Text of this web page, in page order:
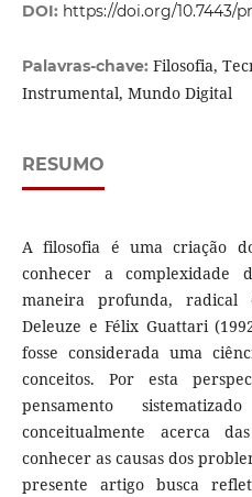
DOI: https://doi.org/10.7443/
Palavras-chave: Filosofia,
Instrumental, Mundo Digital
RESUMO
A filosofia é uma criação
conhecer a complexidade
maneira profunda,
Deleuze e Félix Guattari
fosse considerada uma
conceitos. Por esta
pensamento
conceitualmente acerca
conhecer as causas dos
presente artigo busca